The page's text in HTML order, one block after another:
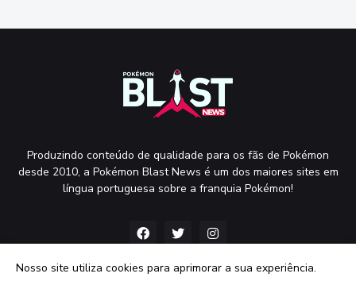
Produzindo conteúdo de qualidade para os fãs de Pokémon
desde 2010, a Pokémon Blast News é um dos maiores sites em
língua portuguesa sobre a franquia Pokémon!
Nosso site utiliza cookies para aprimorar a sua experiência.